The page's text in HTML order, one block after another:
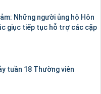
Những người ủng hộ Hôn
giục tiếp tục hỗ trợ các cặp
tuần 18 Thường viên